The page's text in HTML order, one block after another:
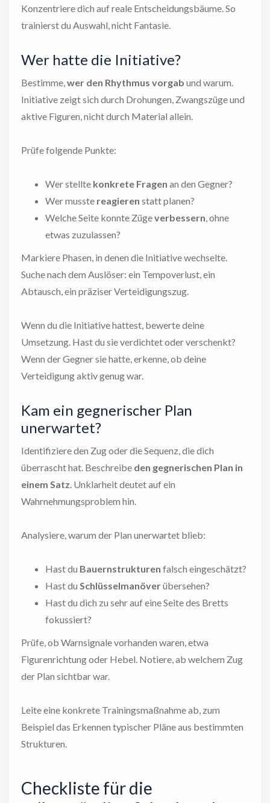
Konzentriere dich auf reale Entscheidungsbäume. So
trainierst du Auswahl, nicht Fantasie.
Wer hatte die Initiative?
Bestimme,wer den Rhythmus vorgab und warum.
Initiative zeigt sich durch Drohungen, Zwangszüge und
aktive Figuren, nicht durch Material allein.
Prüfe folgende Punkte:
Wer stellte konkrete Fragen an den Gegner?
Wer musste reagieren statt planen?
Welche Seite konnte Zügeverbessern, ohne
etwas zuzulassen?
Markiere Phasen, in denen die Initiative wechselte.
Suche nach dem Auslöser: ein Tempoverlust, ein
Abtausch, ein präziser Verteidigungszug.
Wenn du die Initiative hattest, bewerte deine
Umsetzung. Hast du sie verdichtet oder verschenkt?
Wenn der Gegner sie hatte, erkenne, ob deine
Verteidigung aktiv genug war.
Kam ein gegnerischer Plan
unerwartet?
Identifiziere den Zug oder die Sequenz, die dich
überrascht hat. Beschreibe den gegnerischen Plan in
einem Satz. Unklarheit deutet auf ein
Wahrnehmungsproblem hin.
Analysiere, warum der Plan unerwartet blieb:
Hast du Bauernstrukturen falsch eingeschätzt?
Hast du Schlüsselmanöverübersehen?
Hast du dich zu sehr auf eine Seite des Bretts
fokussiert?
Prüfe, ob Warnsignale vorhanden waren, etwa
Figurenrichtung oder Hebel. Notiere, ab welchem Zug
der Plan sichtbar war.
Leite eine konkrete Trainingsmaßnahme ab, zum
Beispiel das Erkennen typischer Pläne aus bestimmten
Strukturen.
Checkliste für die